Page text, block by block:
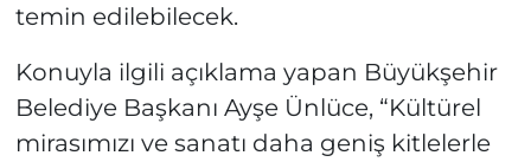
temin edilebilecek.
Konuyla ilgili açıklama yapan Büyükşehir
Belediye Başkanı Ayşe Ünlüce, “Kültürel
mirasımızı ve sanatı daha geniş kitlelerle